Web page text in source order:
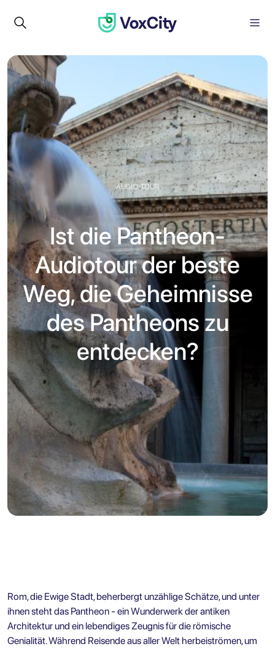
AUDIO-TOUR
Ist die Pantheon-
Audiotour der beste
Weg, die Geheimnisse
des Pantheons zu
entdecken?
Rom, die Ewige Stadt, beherbergt unzählige Schätze, und unter
ihnen steht das Pantheon - ein Wunderwerk der antiken
Architektur und ein lebendiges Zeugnis für die römische
Genialität. Während Reisende aus aller Welt herbeiströmen, um